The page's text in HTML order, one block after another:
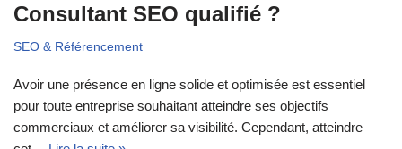
Consultant SEO qualifié ?
SEO & Référencement
Avoir une présence en ligne solide et optimisée est essentiel
pour toute entreprise souhaitant atteindre ses objectifs
commerciaux et améliorer sa visibilité. Cependant, atteindre